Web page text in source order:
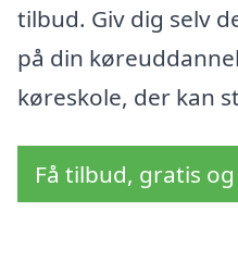
tilbud. Giv dig selv
på din
køreskole, der kan
Få tilbud, gratis